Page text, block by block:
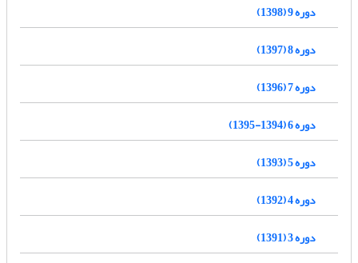
دوره 9 (1398)
دوره 8 (1397)
دوره 7 (1396)
دوره 6 (1394-1395)
دوره 5 (1393)
دوره 4 (1392)
دوره 3 (1391)